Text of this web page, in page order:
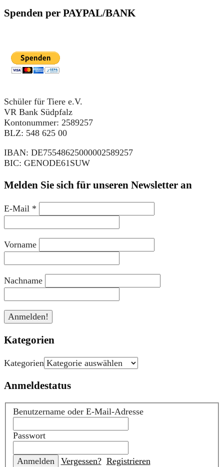
Spenden per PAYPAL/BANK
Schüler für Tiere e.V.
VR Bank Südpfalz
Kontonummer: 2589257
BLZ: 548 625 00
IBAN: DE75548625000002589257
BIC: GENODE61SUW
Melden Sie sich für unseren Newsletter an
E-Mail *
Vorname
Nachname
Kategorien
Kategorien
Anmeldestatus
Benutzername oder E-Mail-Adresse
Passwort
Vergessen? Registrieren